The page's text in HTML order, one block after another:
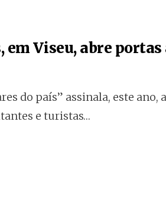
em Viseu, abre
do país” assinala, este ano,
e turistas…